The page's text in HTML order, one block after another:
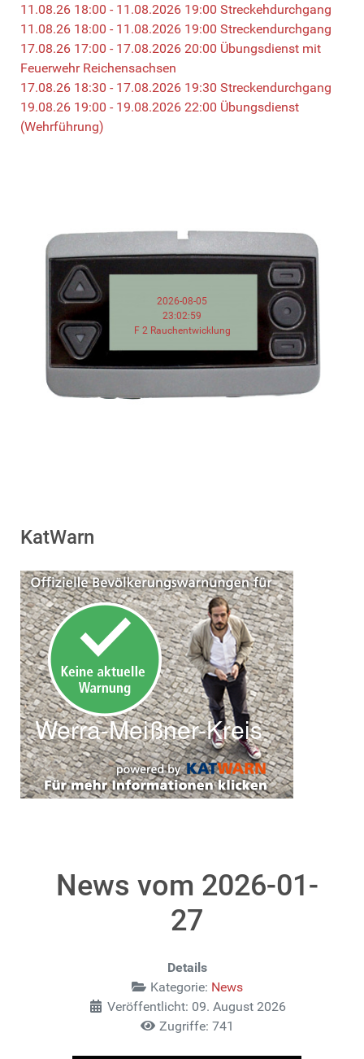
11.08.26 18:00 - 11.08.2026 19:00 Streckehdurchgang
11.08.26 18:00 - 11.08.2026 19:00 Streckendurchgang
17.08.26 17:00 - 17.08.2026 20:00 Übungsdienst mit
Feuerwehr Reichensachsen
17.08.26 18:30 - 17.08.2026 19:30 Streckendurchgang
19.08.26 19:00 - 19.08.2026 22:00 Übungsdienst
(Wehrführung)
2026-08-05
23:02:59
F 2 Rauchentwicklung
KatWarn
News vom 2026-01-
27
Details
Kategorie: News
Veröffentlicht: 09. August 2026
Zugriffe: 741